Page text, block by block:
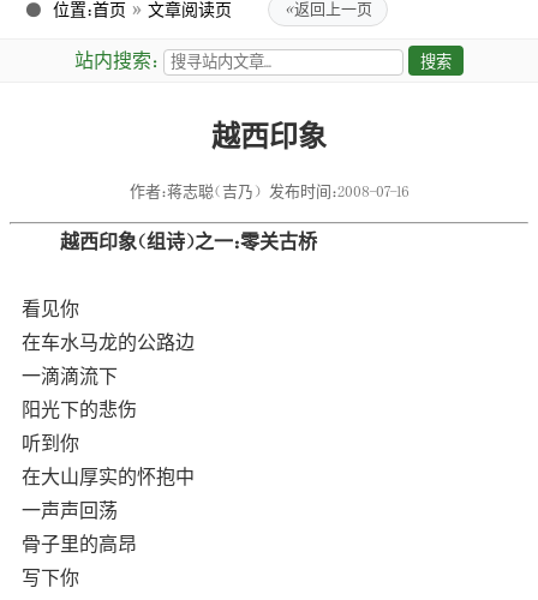
位置：首页 » 文章阅读页 «返回上一页
站内搜索：
越西印象
作者：蒋志聪（吉乃） 发布时间：2008-07-16
越西印象（组诗）之一：零关古桥
看见你
在车水马龙的公路边
一滴滴流下
阳光下的悲伤
听到你
在大山厚实的怀抱中
一声声回荡
骨子里的高昂
写下你